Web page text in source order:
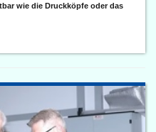
wie die Druckköpfe oder das